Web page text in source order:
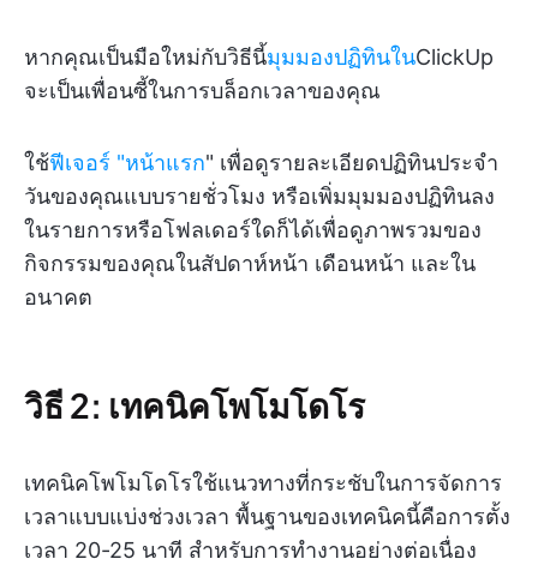
หากคุณเป็นมือใหม่กับวิธีนี้มุมมองปฏิทินในClickUp
จะเป็นเพื่อนซี้ในการบล็อกเวลาของคุณ
ใช้ฟีเจอร์ "หน้าแรก" เพื่อดูรายละเอียดปฏิทินประจำ
วันของคุณแบบรายชั่วโมง หรือเพิ่มมุมมองปฏิทินลง
ในรายการหรือโฟลเดอร์ใดก็ได้เพื่อดูภาพรวมของ
กิจกรรมของคุณในสัปดาห์หน้า เดือนหน้า และใน
อนาคต
วิธี 2: เทคนิคโพโมโดโร
เทคนิคโพโมโดโรใช้แนวทางที่กระชับในการจัดการ
เวลาแบบแบ่งช่วงเวลา พื้นฐานของเทคนิคนี้คือการตั้ง
เวลา 20-25 นาที สำหรับการทำงานอย่างต่อเนื่อง